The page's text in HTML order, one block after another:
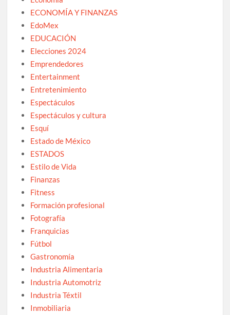
ECONOMÍA Y FINANZAS
EdoMex
EDUCACIÓN
Elecciones 2024
Emprendedores
Entertainment
Entretenimiento
Espectáculos
Espectáculos y cultura
Esquí
Estado de México
ESTADOS
Estilo de Vida
Finanzas
Fitness
Formación profesional
Fotografía
Franquicias
Fútbol
Gastronomía
Industria Alimentaria
Industria Automotriz
Industria Téxtil
Inmobiliaria